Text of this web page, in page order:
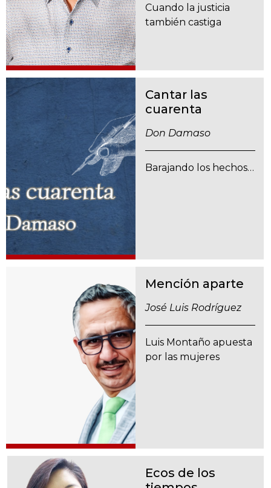
Cuando la justicia
también castiga
Cantar las
cuarenta
Don Damaso
Barajando los hechos…
Mención aparte
José Luis Rodríguez
Luis Montaño apuesta
por las mujeres
Ecos de los